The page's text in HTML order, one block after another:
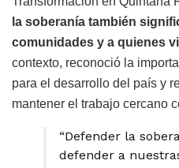
la soberanía también
comunidades y a quienes
contexto, reconoció la
para el desarrollo del país y
mantener el trabajo cercano
“Defender la
defender a